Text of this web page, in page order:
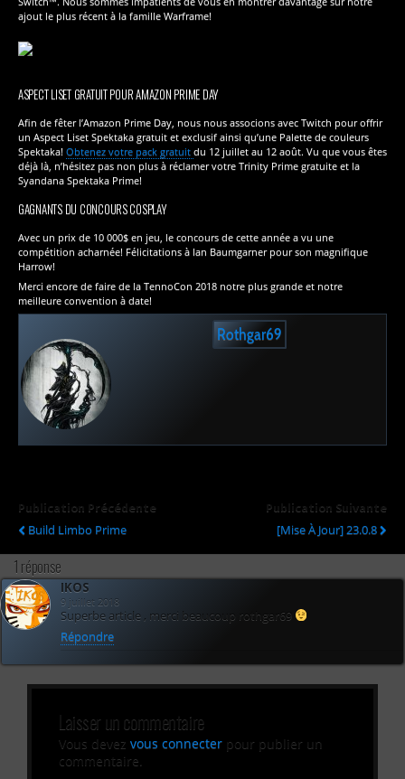
ajout le plus récent à la famille Warframe!
ASPECT LISET GRATUIT POUR AMAZON PRIME DAY
Afin de fêter l’Amazon Prime Day, nous nous associons avec Twitch pour offrir
un Aspect Liset Spektaka gratuit et exclusif ainsi qu’une Palette de couleurs
Spektaka! Obtenez votre pack gratuit du 12 juillet au 12 août. Vu que vous êtes
déjà là, n’hésitez pas non plus à réclamer votre Trinity Prime gratuite et la
Syandana Spektaka Prime!
GAGNANTS DU CONCOURS COSPLAY
Avec un prix de 10 000$ en jeu, le concours de cette année a vu une
compétition acharnée! Félicitations à Ian Baumgarner pour son magnifique
Harrow!
Merci encore de faire de la TennoCon 2018 notre plus grande et notre
meilleure convention à date!
Rothgar69
Publication Précédente
Build Limbo Prime
Publication Suivante
[Mise À Jour] 23.0.8
1 réponse
IKOS
9 juillet 2018
Superbe article , merci beaucoup rothgar69
Répondre
Laisser un commentaire
Vous devez vous connecter pour publier un
commentaire.